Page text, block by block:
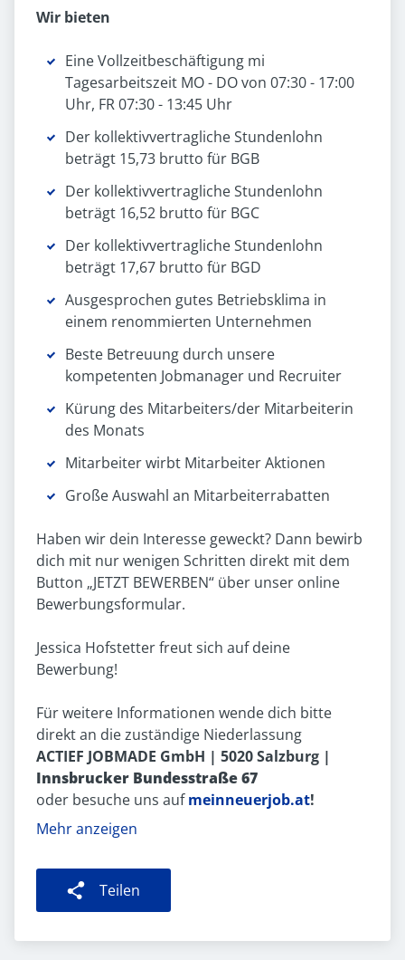
Wir bieten
Eine Vollzeitbeschäftigung mi
Tagesarbeitszeit MO - DO von 07:30 - 17:00
Uhr, FR 07:30 - 13:45 Uhr
Der kollektivvertragliche Stundenlohn
beträgt 15,73 brutto für BGB
Der kollektivvertragliche Stundenlohn
beträgt 16,52 brutto für BGC
Der kollektivvertragliche Stundenlohn
beträgt 17,67 brutto für BGD
Ausgesprochen gutes Betriebsklima in
einem renommierten Unternehmen
Beste Betreuung durch unsere
kompetenten Jobmanager und Recruiter
Kürung des Mitarbeiters/der Mitarbeiterin
des Monats
Mitarbeiter wirbt Mitarbeiter Aktionen
Große Auswahl an Mitarbeiterrabatten
Haben wir dein Interesse geweckt? Dann bewirb
dich mit nur wenigen Schritten direkt mit dem
Button „JETZT BEWERBEN“ über unser online
Bewerbungsformular.
Jessica Hofstetter freut sich auf deine
Bewerbung!
Für weitere Informationen wende dich bitte
direkt an die zuständige Niederlassung
ACTIEF JOBMADE GmbH | 5020 Salzburg |
Innsbrucker Bundesstraße 67
oder besuche uns aufmeinneuerjob.at!
Mehr anzeigen
Teilen